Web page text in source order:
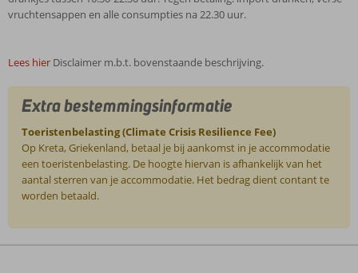
vruchtensappen en alle consumpties na 22.30 uur.
Lees hier Disclaimer m.b.t. bovenstaande beschrijving.
Extra bestemmingsinformatie
Toeristenbelasting (Climate Crisis Resilience Fee)
Op Kreta, Griekenland, betaal je bij aankomst in je accommodatie
een toeristenbelasting. De hoogte hiervan is afhankelijk van het
aantal sterren van je accommodatie. Het bedrag dient contant te
worden betaald.